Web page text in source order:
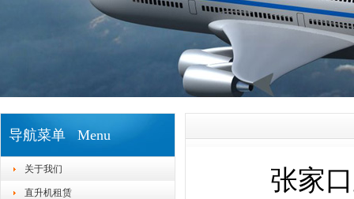
导航菜单 Menu
关于我们
直升机租赁 张家